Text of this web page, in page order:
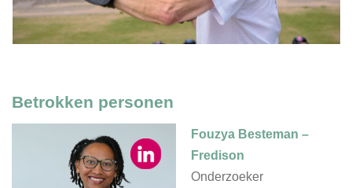
Betrokken personen
Fouzya Besteman –
Fredison
Onderzoeker